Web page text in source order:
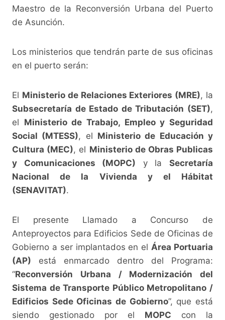
Maestro de la Reconversión Urbana del Puerto
de Asunción.
Los ministerios que tendrán parte de sus oficinas
en el puerto serán:
El Ministerio de Relaciones Exteriores (MRE), la
Subsecretaría de Estado de Tributación (SET),
el Ministerio de Trabajo, Empleo y Seguridad
Social (MTESS), el Ministerio de Educación y
Cultura (MEC), el Ministerio de Obras Publicas
y Comunicaciones (MOPC) y laSecretaría
Nacional de la Vivienda y el Hábitat
(SENAVITAT).
El presente Llamado a Concurso de
Anteproyectos para Edificios Sede de Oficinas de
Gobierno a ser implantados en el Área Portuaria
(AP) está enmarcado dentro del Programa:
“Reconversión Urbana / Modernización del
Sistema de Transporte Público Metropolitano /
Edificios Sede Oficinas de Gobierno”, que está
siendo gestionado por el MOPC con la